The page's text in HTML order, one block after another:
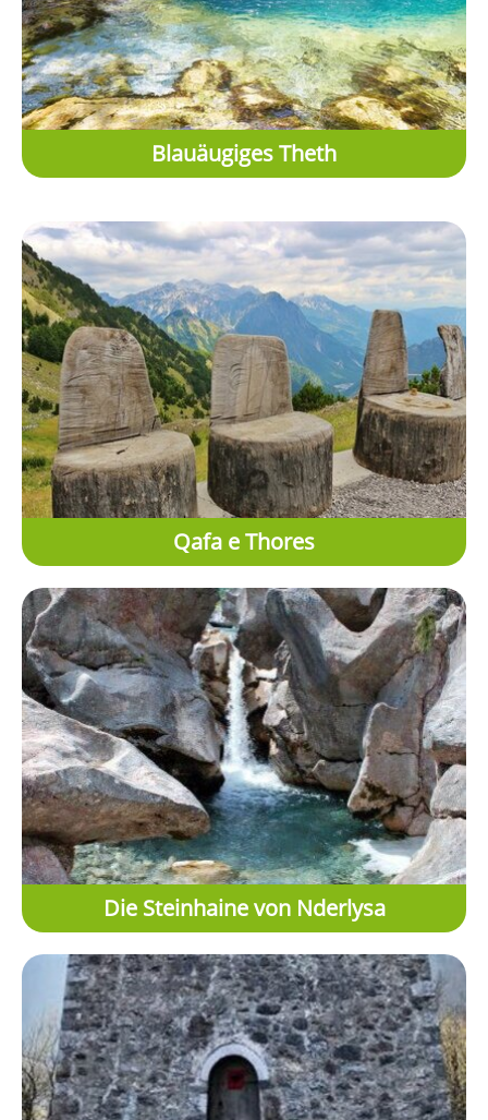
Blauäugiges Theth
Qafa e Thores
Die Steinhaine von Nderlysa